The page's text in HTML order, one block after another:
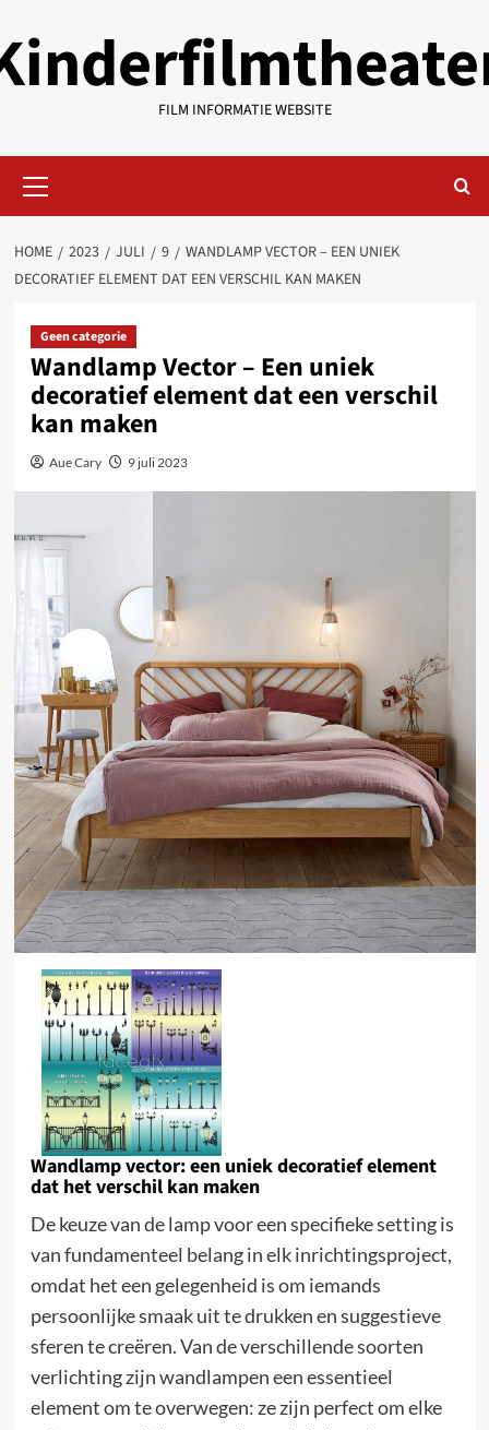
naar
de
FILM INFORMATIE WEBSITE
menu
HOME 2023 JULI 9
WANDLAMP VECTOR – EEN UNIEK
DECORATIEF ELEMENT DAT EEN VERSCHIL KAN MAKEN
Geen categorie
Wandlamp Vector – Een uniek
decoratief element dat een verschil
kan maken
Aue Cary 9 juli 2023
Wandlamp vector: een uniek decoratief element
dat het verschil kan maken
De keuze van de lamp voor een specifieke setting is
van fundamenteel belang in elk inrichtingsproject,
omdat het een gelegenheid is om iemands
persoonlijke smaak uit te drukken en suggestieve
sferen te creëren. Van de verschillende soorten
verlichting zijn wandlampen een essentieel
element om te overwegen: ze zijn perfect om elke